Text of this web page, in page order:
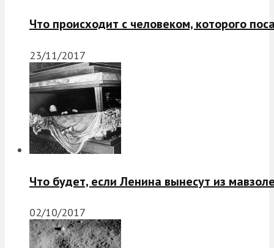
Что происходит с человеком, которого
23/11/2017
Что будет, если Ленина вынесут из
02/10/2017